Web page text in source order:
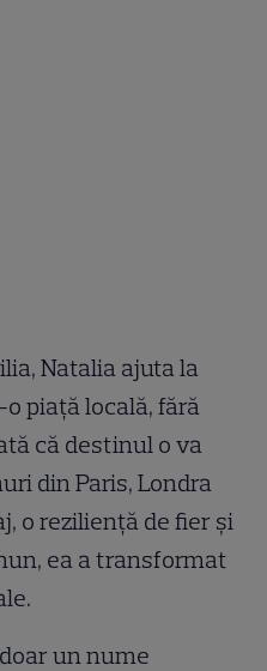
Natalia ajuta la
piață locală, fără
că destinul o va
din Paris, Londra
o reziliență de fier și
ea a transformat
un nume